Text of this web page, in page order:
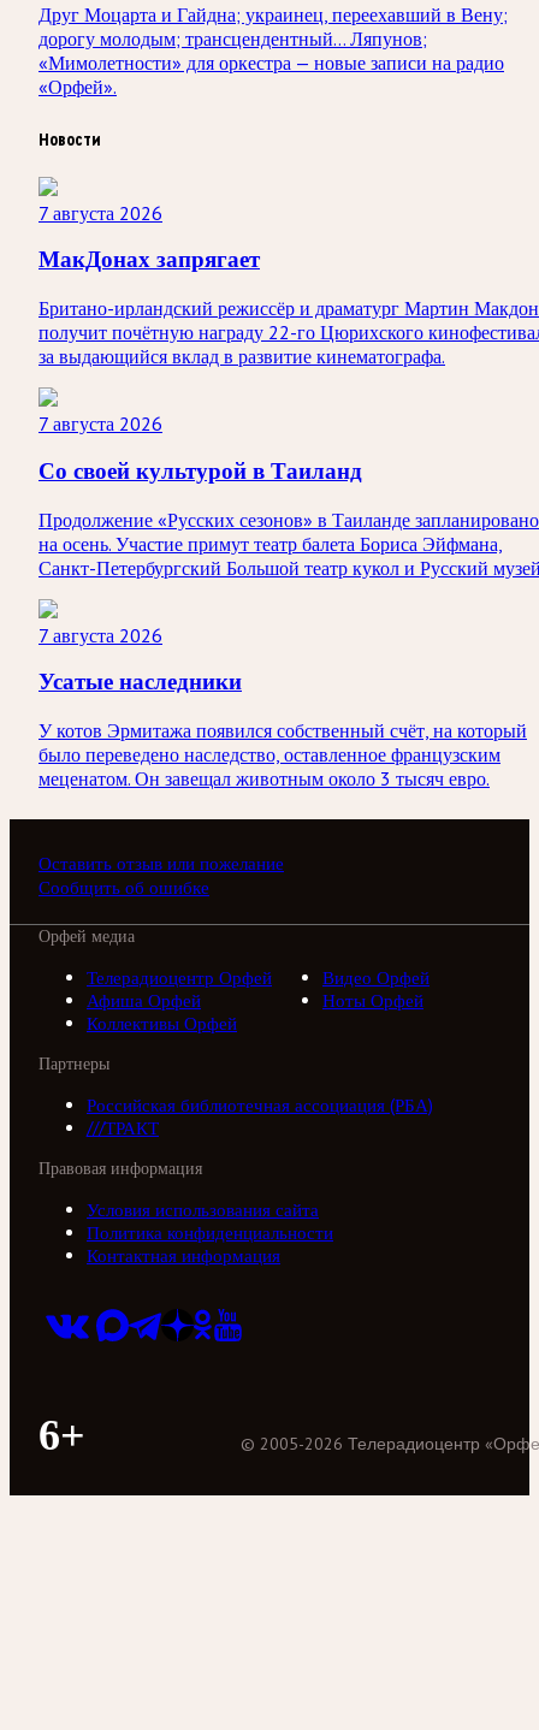
Друг Моцарта и Гайдна; украинец, переехавший в Вену;
дорогу молодым; трансцендентный… Ляпунов;
«Мимолетности» для оркестра — новые записи на радио
«Орфей».
Новости
7 августа 2026
МакДонах запрягает
Британо-ирландский режиссёр и драматург Мартин
получит почётную награду 22-го Цюрихского
за выдающийся вклад в развитие кинематографа.
7 августа 2026
Со своей культурой в Таиланд
Продолжение «Русских сезонов» в Таиланде запланировано
на осень. Участие примут театр балета Бориса Эйфмана,
Санкт-Петербургский Большой театр кукол и Русский
7 августа 2026
Усатые наследники
У котов Эрмитажа появился собственный счёт, на который
было переведено наследство, оставленное французским
меценатом. Он завещал животным около 3 тысяч евро.
Оставить отзыв или пожелание
Сообщить об ошибке
Орфей медиа
Телерадиоцентр Орфей
Видео Орфей
Афиша Орфей
Ноты Орфей
Коллективы Орфей
Партнеры
Российская библиотечная ассоциация (РБА)
///ТРАКТ
Правовая информация
Условия использования сайта
Политика конфиденциальности
Контактная информация
6+ © 2005-2026 Телерадиоцентр